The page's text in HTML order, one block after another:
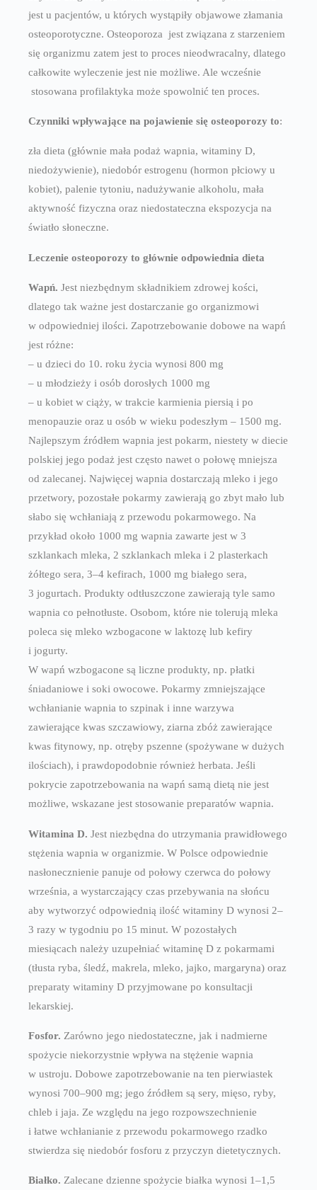
jest u pacjentów, u których wystąpiły objawowe złamania
osteoporotyczne. Osteoporoza jest związana z starzeniem
się organizmu zatem jest to proces nieodwracalny, dlatego
całkowite wyleczenie jest nie możliwe. Ale wcześnie
stosowana profilaktyka może spowolnić ten proces.
Czynniki wpływające na pojawienie się osteoporozy to:
zła dieta (głównie mała podaż wapnia, witaminy D,
niedożywienie), niedobór estrogenu (hormon płciowy u
kobiet), palenie tytoniu, nadużywanie alkoholu, mała
aktywność fizyczna oraz niedostateczna ekspozycja na
światło słoneczne.
Leczenie osteoporozy to głównie odpowiednia dieta
Wapń. Jest niezbędnym składnikiem zdrowej kości,
dlatego tak ważne jest dostarczanie go organizmowi
w odpowiedniej ilości. Zapotrzebowanie dobowe na wapń
jest różne:
– u dzieci do 10. roku życia wynosi 800 mg
– u młodzieży i osób dorosłych 1000 mg
– u kobiet w ciąży, w trakcie karmienia piersią i po
menopauzie oraz u osób w wieku podeszłym – 1500 mg.
Najlepszym źródłem wapnia jest pokarm, niestety w diecie
polskiej jego podaż jest często nawet o połowę mniejsza
od zalecanej. Najwięcej wapnia dostarczają mleko i jego
przetwory, pozostałe pokarmy zawierają go zbyt mało lub
słabo się wchłaniają z przewodu pokarmowego. Na
przykład około 1000 mg wapnia zawarte jest w 3
szklankach mleka, 2 szklankach mleka i 2 plasterkach
żółtego sera, 3–4 kefirach, 1000 mg białego sera,
3 jogurtach. Produkty odtłuszczone zawierają tyle samo
wapnia co pełnotłuste. Osobom, które nie tolerują mleka
poleca się mleko wzbogacone w laktozę lub kefiry
i jogurty.
W wapń wzbogacone są liczne produkty, np. płatki
śniadaniowe i soki owocowe. Pokarmy zmniejszające
wchłanianie wapnia to szpinak i inne warzywa
zawierające kwas szczawiowy, ziarna zbóż zawierające
kwas fitynowy, np. otręby pszenne (spożywane w dużych
ilościach), i prawdopodobnie również herbata. Jeśli
pokrycie zapotrzebowania na wapń samą dietą nie jest
możliwe, wskazane jest stosowanie preparatów wapnia.
Witamina D. Jest niezbędna do utrzymania prawidłowego
stężenia wapnia w organizmie. W Polsce odpowiednie
nasłonecznienie panuje od połowy czerwca do połowy
września, a wystarczający czas przebywania na słońcu
aby wytworzyć odpowiednią ilość witaminy D wynosi 2–
3 razy w tygodniu po 15 minut. W pozostałych
miesiącach należy uzupełniać witaminę D z pokarmami
(tłusta ryba, śledź, makrela, mleko, jajko, margaryna) oraz
preparaty witaminy D przyjmowane po konsultacji
lekarskiej.
Fosfor. Zarówno jego niedostateczne, jak i nadmierne
spożycie niekorzystnie wpływa na stężenie wapnia
w ustroju. Dobowe zapotrzebowanie na ten pierwiastek
wynosi 700–900 mg; jego źródłem są sery, mięso, ryby,
chleb i jaja. Ze względu na jego rozpowszechnienie
i łatwe wchłanianie z przewodu pokarmowego rzadko
stwierdza się niedobór fosforu z przyczyn dietetycznych.
Białko. Zalecane dzienne spożycie białka wynosi 1–1,5